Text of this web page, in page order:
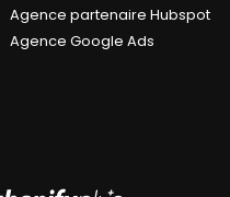
Agence partenaire Hubspot
Agence Google Ads